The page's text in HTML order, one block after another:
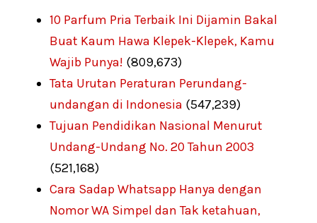
10 Parfum Pria Terbaik Ini Dijamin Bakal
Buat Kaum Hawa Klepek-Klepek, Kamu
Wajib Punya! (809,673)
Tata Urutan Peraturan Perundang-
undangan di Indonesia (547,239)
Tujuan Pendidikan Nasional Menurut
Undang-Undang No. 20 Tahun 2003
(521,168)
Cara Sadap Whatsapp Hanya dengan
Nomor WA Simpel dan Tak ketahuan,